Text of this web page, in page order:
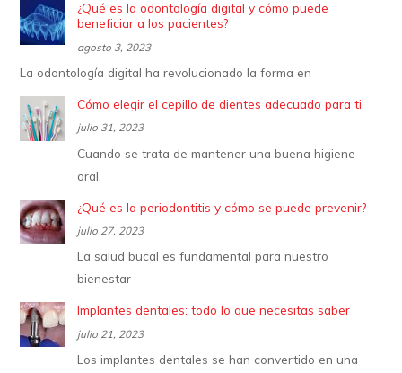
¿Qué es la odontología digital y cómo puede
beneficiar a los pacientes?
agosto 3, 2023
La odontología digital ha revolucionado la forma en
Cómo elegir el cepillo de dientes adecuado para ti
julio 31, 2023
Cuando se trata de mantener una buena higiene
oral,
¿Qué es la periodontitis y cómo se puede prevenir?
julio 27, 2023
La salud bucal es fundamental para nuestro
bienestar
Implantes dentales: todo lo que necesitas saber
julio 21, 2023
Los implantes dentales se han convertido en una